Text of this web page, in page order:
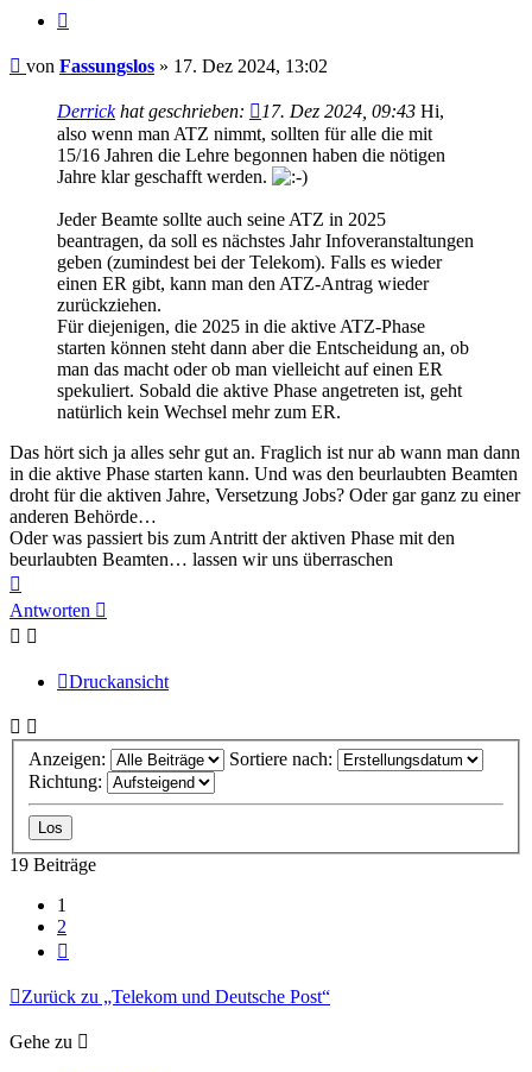
Beitrag
von Fassungslos » 17. Dez 2024, 13:02
Derrickhat geschrieben: 17. Dez 2024, 09:43 Hi,
also wenn man ATZ nimmt, sollten für alle die mit
15/16 Jahren die Lehre begonnen haben die nötigen
Jahre klar geschafft werden.
Jeder Beamte sollte auch seine ATZ in 2025
beantragen, da soll es nächstes Jahr Infoveranstaltungen
geben (zumindest bei der Telekom). Falls es wieder
einen ER gibt, kann man den ATZ-Antrag wieder
zurückziehen.
Für diejenigen, die 2025 in die aktive ATZ-Phase
starten können steht dann aber die Entscheidung an, ob
man das macht oder ob man vielleicht auf einen ER
spekuliert. Sobald die aktive Phase angetreten ist, geht
natürlich kein Wechsel mehr zum ER.
Das hört sich ja alles sehr gut an. Fraglich ist nur ab wann man dann
in die aktive Phase starten kann. Und was den beurlaubten Beamten
droht für die aktiven Jahre, Versetzung Jobs? Oder gar ganz zu einer
anderen Behörde…
Oder was passiert bis zum Antritt der aktiven Phase mit den
beurlaubten Beamten… lassen wir uns überraschen
oben
Antworten
Druckansicht
Anzeigen:
Sortiere nach:
Richtung:
19 Beiträge
1
2
Zurück zu „Telekom und Deutsche Post“
Gehe zu